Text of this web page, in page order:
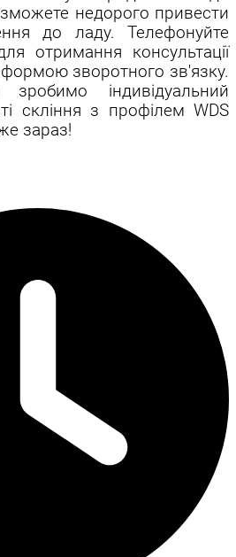
недорого привести
до ладу. Телефонуйте
отримання консультації
зворотного зв'язку.
індивідуальний
скління з профілем WDS
зараз!